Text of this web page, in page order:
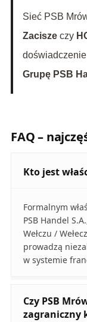
Sieć PSB
Zaciszeczy
Grupę PSB
FAQ –
Kto jest
Formalnym
PSB Handel
Wełczu /
prowadzą
w systemie
Czy PSB
zagraniczny